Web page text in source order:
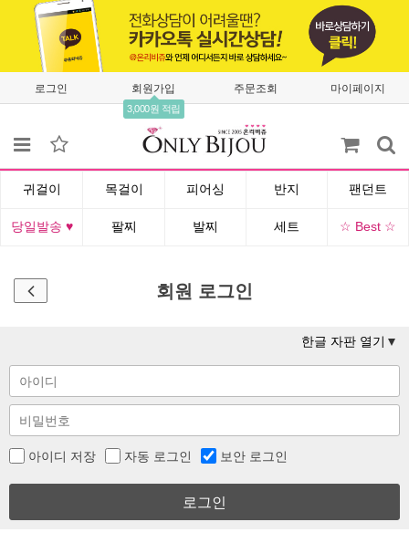
로그인 회원가입
3,000원 적립
주문조회 마이페이지
귀걸이 목걸이 피어싱 반지 팬던트
당일발송 ♥ 팔찌 발찌 세트 ☆ Best ☆
회원 로그인
한글 자판 열기
아이디 저장 자동 로그인 보안 로그인
로그인